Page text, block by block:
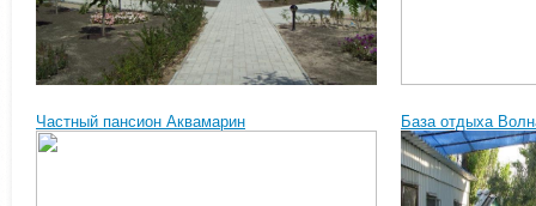
Частный пансион Аквамарин База отдыха